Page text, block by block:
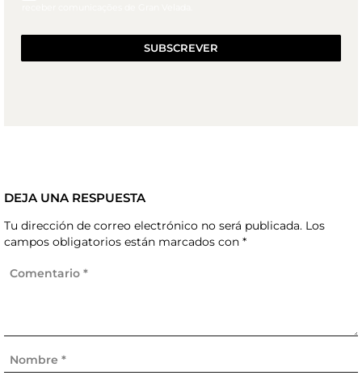
SUBSCREVER
DEJA UNA RESPUESTA
Tu dirección de correo electrónico no será publicada. Los
campos obligatorios están marcados con *